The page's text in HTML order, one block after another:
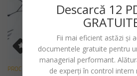
PROCEDURI
Descarcă 12
Fii mai eficient astăzi și
documentele gratuite pentru
managerial performant.
de experți în control intern